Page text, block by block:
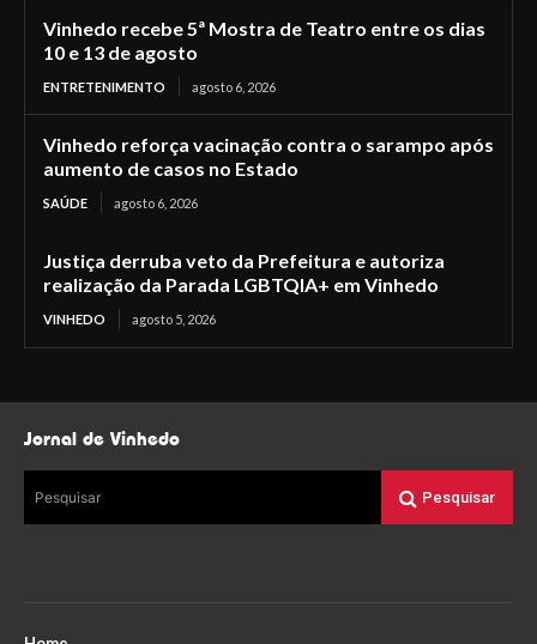
Vinhedo recebe 5ª Mostra de Teatro entre os dias
10 e 13 de agosto
ENTRETENIMENTO agosto 6, 2026
Vinhedo reforça vacinação contra o sarampo após
aumento de casos no Estado
SAÚDE agosto 6, 2026
Justiça derruba veto da Prefeitura e autoriza
realização da Parada LGBTQIA+ em Vinhedo
VINHEDO agosto 5, 2026
Jornal de Vinhedo
Pesquisar Pesquisar